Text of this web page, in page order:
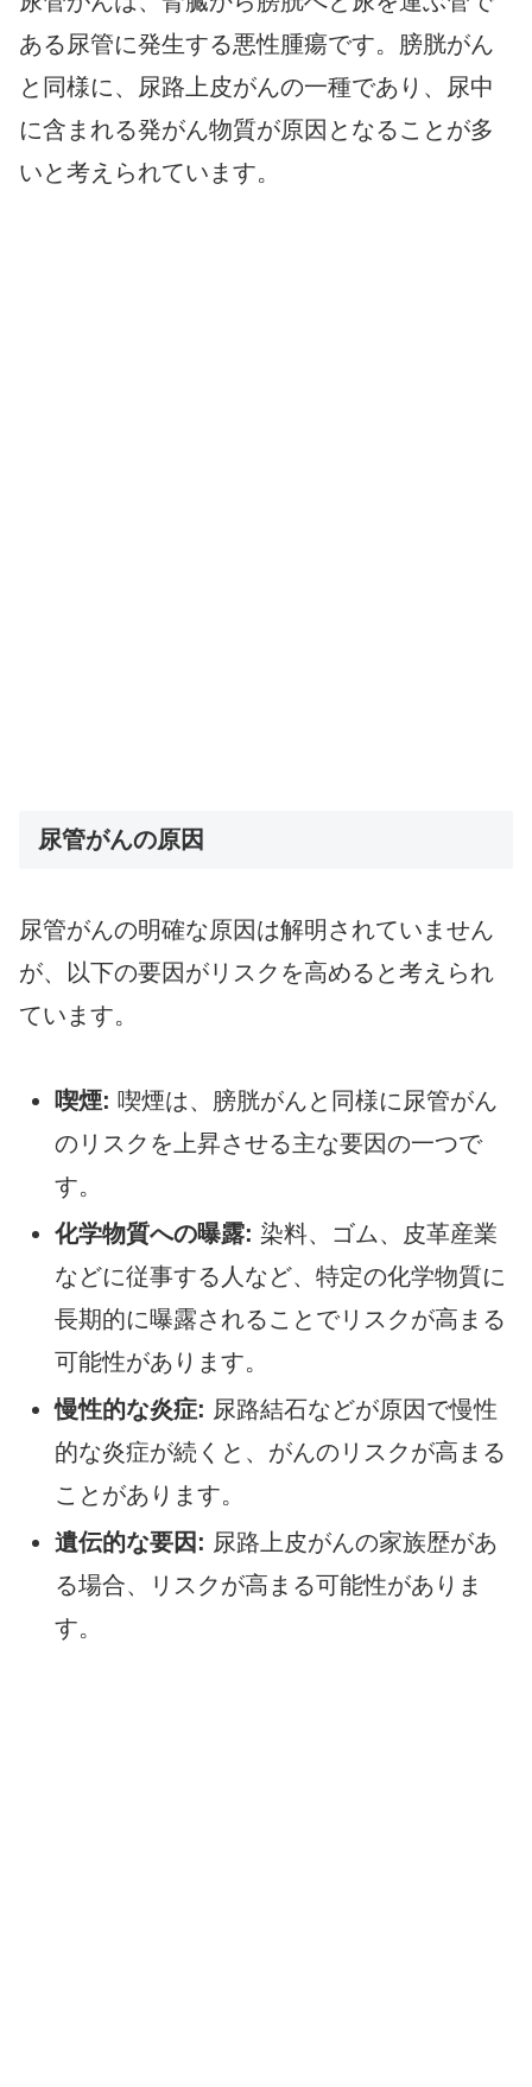
ある尿管に発生する悪性腫瘍です。膀胱がん
と同様に、尿路上皮がんの一種であり、尿中
に含まれる発がん物質が原因となることが多
いと考えられています。
尿管がんの原因
尿管がんの明確な原因は解明されていません
が、以下の要因がリスクを高めると考えられ
ています。
喫煙: 喫煙は、膀胱がんと同様に尿管がん
のリスクを上昇させる主な要因の一つで
す。
化学物質への曝露: 染料、ゴム、皮革産業
などに従事する人など、特定の化学物質に
長期的に曝露されることでリスクが高まる
可能性があります。
慢性的な炎症: 尿路結石などが原因で慢性
的な炎症が続くと、がんのリスクが高まる
ことがあります。
遺伝的な要因: 尿路上皮がんの家族歴があ
る場合、リスクが高まる可能性がありま
す。